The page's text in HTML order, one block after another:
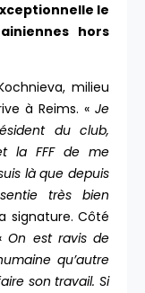
le
hors
milieu
à Reims. « Je
du club,
la FFF de me
là que depuis
très bien
signature. Côté
On est ravis de
qu’autre
son travail. Si